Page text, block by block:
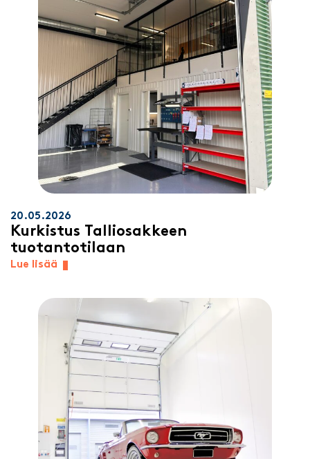
20.05.2026
Kurkistus Talliosakkeen
tuotantotilaan
Lue lisää